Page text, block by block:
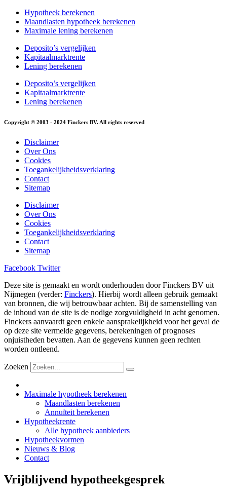
Hypotheek berekenen
Maandlasten hypotheek berekenen
Maximale lening berekenen
Deposito’s vergelijken
Kapitaalmarktrente
Lening berekenen
Deposito’s vergelijken
Kapitaalmarktrente
Lening berekenen
Copyright © 2003 - 2024 Finckers BV. All rights reserved
Disclaimer
Over Ons
Cookies
Toegankelijkheidsverklaring
Contact
Sitemap
Disclaimer
Over Ons
Cookies
Toegankelijkheidsverklaring
Contact
Sitemap
Facebook Twitter
Deze site is gemaakt en wordt onderhouden door Finckers BV uit
Nijmegen (verder: Finckers). Hierbij wordt alleen gebruik gemaakt
van bronnen, die wij betrouwbaar achten. Bij de samenstelling van
de inhoud van de site is de nodige zorgvuldigheid in acht genomen.
Finckers aanvaardt geen enkele aansprakelijkheid voor het geval de
op deze site vermelde gegevens, berekeningen of prognoses
onjuistheden bevatten. Aan de gegevens kunnen geen rechten
worden ontleend.
Zoeken
Maximale hypotheek berekenen
Maandlasten berekenen
Annuïteit berekenen
Hypotheekrente
Alle hypotheek aanbieders
Hypotheekvormen
Nieuws & Blog
Contact
Vrijblijvend hypotheekgesprek